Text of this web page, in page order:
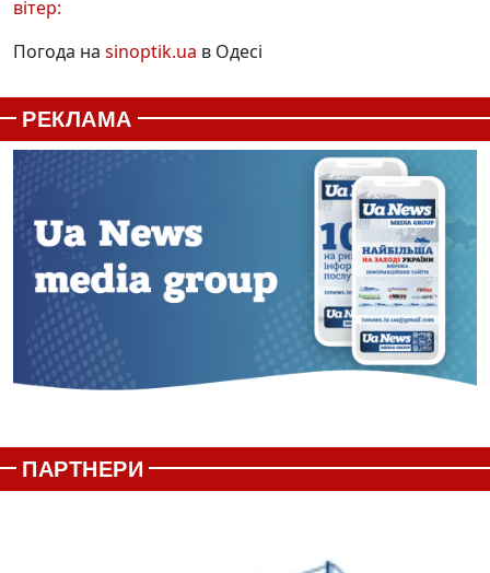
вітер:
Погода на sinoptik.ua в Одесі
РЕКЛАМА
ПАРТНЕРИ